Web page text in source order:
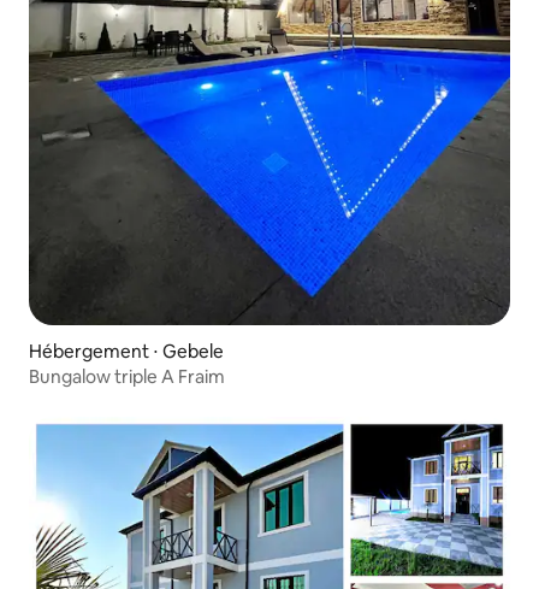
Hébergement ⋅ Gebele
Bungalow triple A Fraim